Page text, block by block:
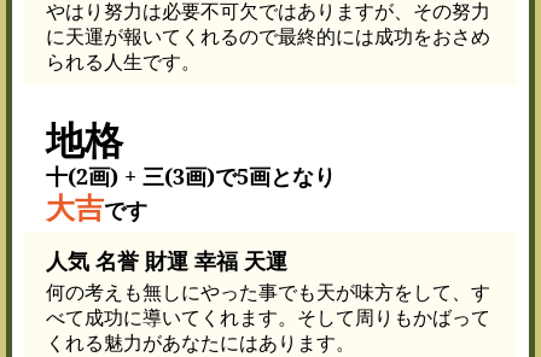
やはり努力は必要不可欠ではありますが、その努力
に天運が報いてくれるので最終的には成功をおさめ
られる人生です。
地格
十(2画) + 三(3画)で5画となり
大吉です
人気 名誉 財運 幸福 天運
何の考えも無しにやった事でも天が味方をして、す
べて成功に導いてくれます。そして周りもかばって
くれる魅力があなたにはあります。